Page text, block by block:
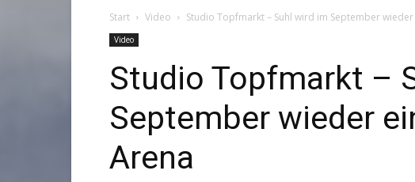
Start Video Studio Topfmarkt – Suhl wird im September
Video
Studio Topfmarkt –
September wieder
Arena